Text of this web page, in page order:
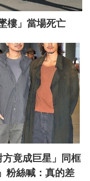
樓」當場死亡
竟成巨星」同框
粉絲喊：真的差